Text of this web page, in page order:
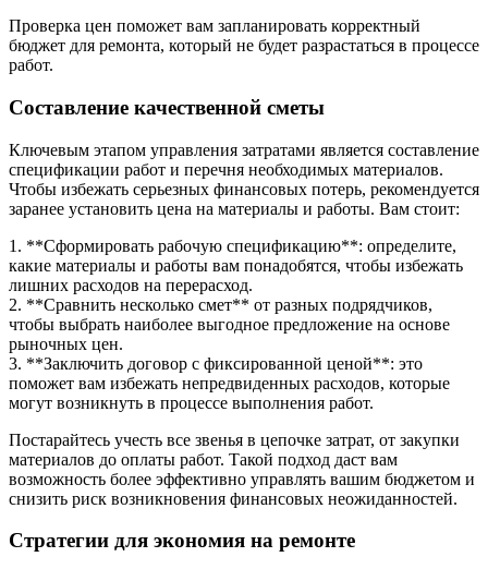
Проверка цен поможет вам запланировать корректный
бюджет для ремонта, который не будет разрастаться в процессе
работ.
Составление качественной сметы
Ключевым этапом управления затратами является составление
спецификации работ и перечня необходимых материалов.
Чтобы избежать серьезных финансовых потерь, рекомендуется
заранее установить цена на материалы и работы. Вам стоит:
1. **Сформировать рабочую спецификацию**: определите,
какие материалы и работы вам понадобятся, чтобы избежать
лишних расходов на перерасход.
2. **Сравнить несколько смет** от разных подрядчиков,
чтобы выбрать наиболее выгодное предложение на основе
рыночных цен.
3. **Заключить договор с фиксированной ценой**: это
поможет вам избежать непредвиденных расходов, которые
могут возникнуть в процессе выполнения работ.
Постарайтесь учесть все звенья в цепочке затрат, от закупки
материалов до оплаты работ. Такой подход даст вам
возможность более эффективно управлять вашим бюджетом и
снизить риск возникновения финансовых неожиданностей.
Стратегии для экономия на ремонте